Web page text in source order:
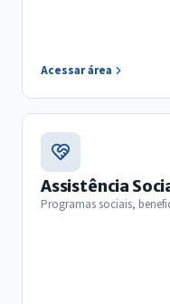
Acessar área
Assistência
Programas sociais,